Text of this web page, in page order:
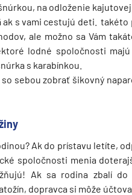
na odloženie
s vami cestujú deti.
ale možno sa Vám
lodné spoločnosti
s karabínkou.
sebou zobrať šikovný
Ak do prístavu letíte,
spoločnosti menia
Ak sa rodina zbalí
dopravca si môže